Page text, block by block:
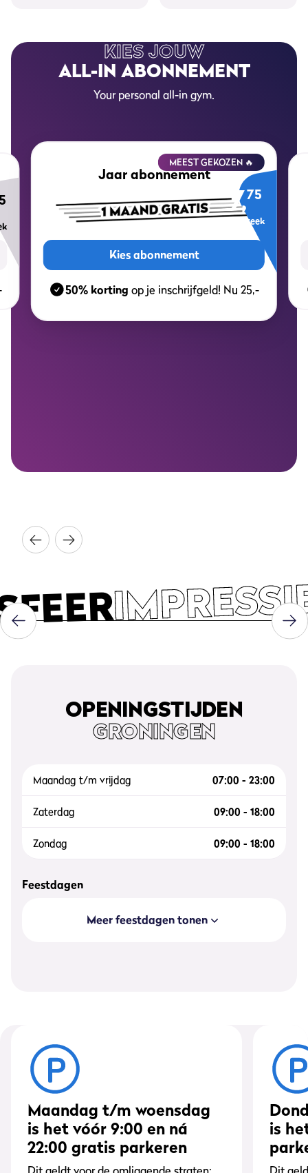
KIES JOUW
ALL-IN ABONNEMENT
Your personal all-in gym.
MEEST GEKOZEN 🔥
7,75
per week
Jaar abonnement
Kies abonnement
50% korting op je inschrijfgeld! Nu 25,-
OPENINGSTIJDEN
GRONINGEN
Maandag t/m vrijdag 07:00 - 23:00
Zaterdag 09:00 - 18:00
Zondag 09:00 - 18:00
Feestdagen
Meer feestdagen tonen
Maandag t/m woensdag
is het vóór 9:00 en ná
22:00 gratis parkeren
is